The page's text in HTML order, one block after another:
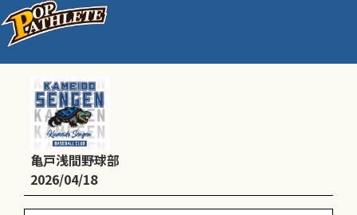
AM練習＠第二亀戸小校庭
亀戸浅間野球部
2026/04/18